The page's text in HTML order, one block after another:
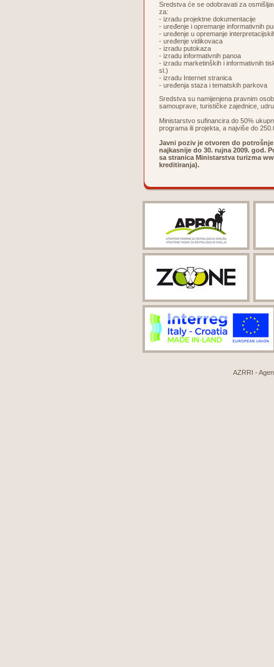
Sredstva će se odobravati za
za:
- izradu projektne dokumentacije
- uređenje i opremanje informativnih
- uređenje u opremanje
- uređenje vidikovaca
- izradu putokaza
- izradu informativnih panoa
- izradu marketinških i informativnih
sl.)
- izradu Internet stranica
- uređenja staza i tematskih parkova
Sredstva su namijenjena pravnim
samouprave, turističke zajednice,
Ministarstvo sufinancira do 50%
programa ili projekta, a najviše do
Javni poziv je otvoren do
najkasnije do 30. rujna 2009. god.
sa stranica Ministarstva turizma
kreditiranja).
AZRRI -